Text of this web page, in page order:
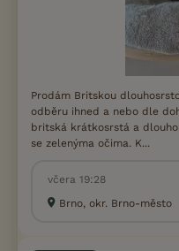
Prodám Britskou
odběru ihned a nebo dle
britská krátkosrstá a
se zelenýma očima. K...
včera 19:28
Brno, okr. Brno-město